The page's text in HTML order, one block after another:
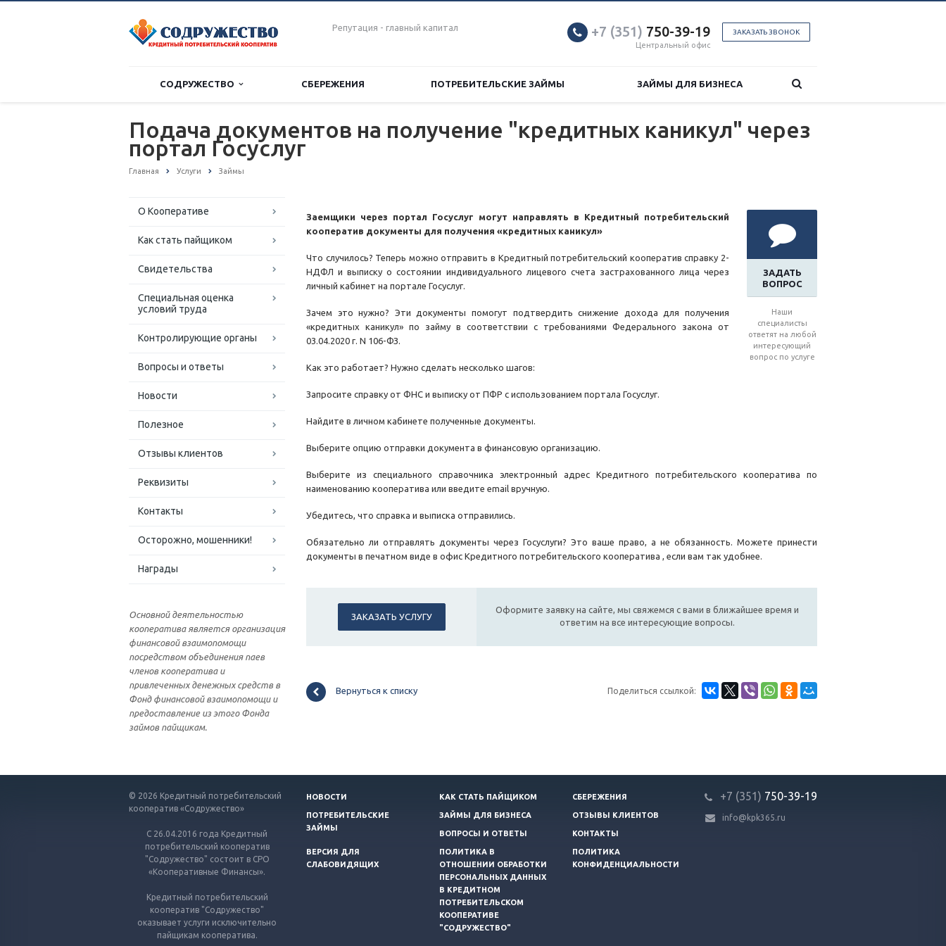
Репутация - главный капитал ЗАКАЗАТЬ ЗВОНОК
+7 (351) 750-39-19
Центральный офис
СОДРУЖЕСТВО СБЕРЕЖЕНИЯ ПОТРЕБИТЕЛЬСКИЕ ЗАЙМЫ ЗАЙМЫ ДЛЯ БИЗНЕСА
Подача документов на получение "кредитных каникул" через
портал Госуслуг
Главная Услуги Займы
О Кооперативе
Как стать пайщиком
Свидетельства
Специальная оценка
условий труда
Контролирующие органы
Вопросы и ответы
Новости
Полезное
Отзывы клиентов
Реквизиты
Контакты
Осторожно, мошенники!
Награды
Основной деятельностью
кооператива является организация
финансовой взаимопомощи
посредством объединения паев
членов кооператива и
привлеченных денежных средств в
Фонд финансовой взаимопомощи и
предоставление из этого Фонда
займов пайщикам.
ЗАДАТЬ
ВОПРОС
Наши
специалисты
ответят на любой
интересующий
вопрос по услуге
Заемщики через портал Госуслуг могут направлять в Кредитный потребительский
кооператив документы для получения «кредитных каникул»
Что случилось? Теперь можно отправить в Кредитный потребительский кооператив справку 2-
НДФЛ и выписку о состоянии индивидуального лицевого счета застрахованного лица через
личный кабинет на портале Госуслуг.
Зачем это нужно? Эти документы помогут подтвердить снижение дохода для получения
«кредитных каникул» по займу в соответствии с требованиями Федерального закона от
03.04.2020 г. N 106-ФЗ.
Как это работает? Нужно сделать несколько шагов:
Запросите справку от ФНС и выписку от ПФР с использованием портала Госуслуг.
Найдите в личном кабинете полученные документы.
Выберите опцию отправки документа в финансовую организацию.
Выберите из специального справочника электронный адрес Кредитного потребительского кооператива по
наименованию кооператива или введите email вручную.
Убедитесь, что справка и выписка отправились.
Обязательно ли отправлять документы через Госуслуги? Это ваше право, а не обязанность. Можете принести
документы в печатном виде в офис Кредитного потребительского кооператива , если вам так удобнее.
ЗАКАЗАТЬ УСЛУГУ
Оформите заявку на сайте, мы свяжемся с вами в ближайшее время и
ответим на все интересующие вопросы.
Поделиться ссылкой:
Вернуться к списку
© 2026 Кредитный потребительский
кооператив «Содружество»
С 26.04.2016 года Кредитный
потребительский кооператив
"Содружество" состоит в СРО
«Кооперативные Финансы».
Кредитный потребительский
кооператив "Содружество"
оказывает услуги исключительно
пайщикам кооператива.
НОВОСТИ КАК СТАТЬ ПАЙЩИКОМ СБЕРЕЖЕНИЯ
ПОТРЕБИТЕЛЬСКИЕ
ЗАЙМЫ
ЗАЙМЫ ДЛЯ БИЗНЕСА ОТЗЫВЫ КЛИЕНТОВ
ВОПРОСЫ И ОТВЕТЫ КОНТАКТЫ
ВЕРСИЯ ДЛЯ
СЛАБОВИДЯЩИХ
ПОЛИТИКА В
ОТНОШЕНИИ ОБРАБОТКИ
ПЕРСОНАЛЬНЫХ ДАННЫХ
В КРЕДИТНОМ
ПОТРЕБИТЕЛЬСКОМ
КООПЕРАТИВЕ
"СОДРУЖЕСТВО"
ПОЛИТИКА
КОНФИДЕНЦИАЛЬНОСТИ
+7 (351) 750-39-19
info@kpk365.ru